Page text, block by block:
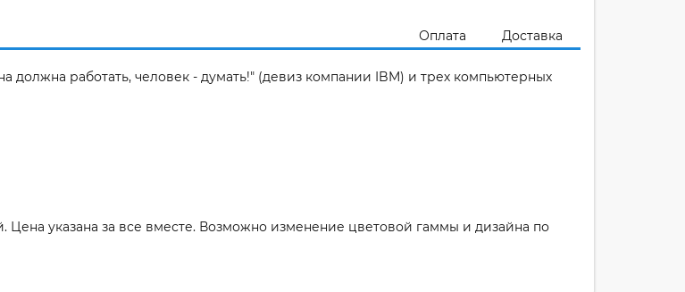
Оплата Доставка
работать, человек - думать!" (девиз компании IBM) и трех компьютерных
Цена указана за все вместе. Возможно изменение цветовой гаммы и дизайна по